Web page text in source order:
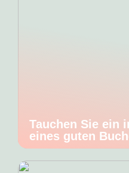
Tauchen Sie ein
eines guten